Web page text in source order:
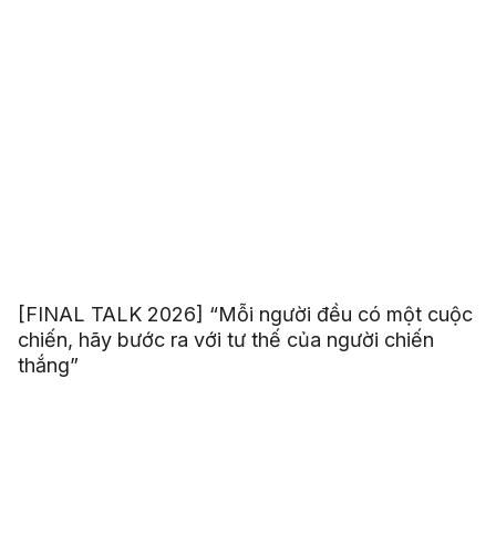
[FINAL TALK 2026] “Mỗi người đều có một cuộc
chiến, hãy bước ra với tư thế của người chiến
thắng”